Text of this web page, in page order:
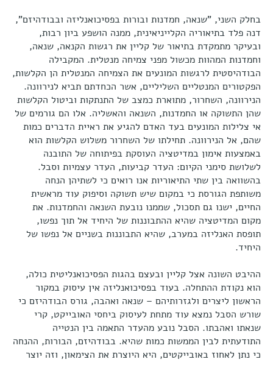
בחלק השני, "שנאה, חמדנות ובורות בפסיכואנליזה ובבודהיזם",
דנה פלד בתיאוריה הקלייניאינית, ממנה הושפע ביון רבות,
ובעיקר מתמקדת בתיאור של קליין את רגשות הקנאה, שנאה,
וחמדנות המהוות מכשול מפני צמיחה מנטלית. המקבילה
הבודהיסטית לרגשות המונעים את הצמיחה המנטלית הן הקלשות,
הפקטורים המנטליים השליליים, אשר הכחדתם תביא לנירוונה.
הנירוונה, השחרור, מתוארת כמצב של התנתקות וביטול הקלשות
שהן התשוקה או החמדנות, השנאה והאשליה. אלו הם גורמים של
אי צלילות המונעים בעד האדם להגיע את ראיית הדברים כמות
שהם, אל הנירוונה. תחילתו של השחרור משלוש הקלשות הוא
באמצעות אימון במדיטציה העוסקת בפיתוחה של התובנה
לשלושת סימני הקיום: העדר קביעות, העדר עצמיות וסבל.
בהשוואה בין שתי התיאוריות אנו רואים כי לשתיהן הנחה
משותפת הגורסת כי במקום שיש תשוקה וסיפוק עוד מראשית
החיים, ישנו גם תסכול, שממנו נובעת השנאה והחמדנות. את
מקום המדיטציה שהיא ההתבוננות של היחיד אל תוך נפשו,
תופסת האנליזה במערב, שהיא התבוננות בשניים אל נפשו של
היחיד.
ההיבט השונה אצל קליין ובעצם בהגות הפסיכואנליטית כולה,
הוא נקודת ההתחלה. בעוד בפסיכואנליזה אין עיסוק במקור
הראשון ליצרים ולגזרותיהם – שנאה ואהבה, גורס הבודהיזם כי
שורש הסבל נמצא עוד מתחת לעיסוק ביחסי האובייקט, קרי
שנאתו ואהבתו. הסבל נובע מהעדר התאמה בין הנטייה
התודעתית לבין הממשות כמות שהיא. בבודהיזם, הבורות, ההנחה
כי נתן לאחוז באובייקטים, היא היוצרת את הצימאון, וזה יוצר